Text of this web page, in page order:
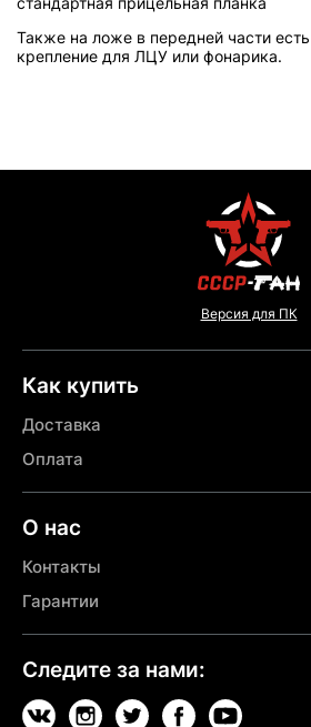
Также на ложе в передней части
крепление для ЛЦУ или фонарика.
Версия для ПК
Как купить
Доставка
Оплата
О нас
Контакты
Гарантии
Следите за нами: